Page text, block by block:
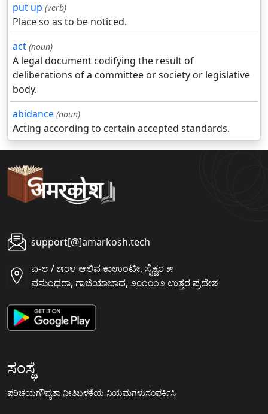
put up (verb)
Place so as to be noticed.
act (noun)
A legal document codifying the result of
deliberations of a committee or society or legislative
body.
abidance (noun)
Acting according to certain accepted standards.
support[@]amarkosh.tech
ಏ-೮ / ೫೦೪ ಆಲಿವ ಕಾಉಂಟೀ, ಸೈಕ್ಟರ ೫
ವಸುಂಧರಾ, ಗಾಜಿಯಾಬಾದ, ೨೦೧೦೧೨ ಉತ್ತರ ಪ್ರದೇಶ
ಸಂಸ್ಥೆ
ಪರಿಚಯಗೌಪ್ಯತಾ ನೀತಿಬಳಕೆಯ ನಿಯಮಗಳುಸಂಪರ್ಕಿಸಿ